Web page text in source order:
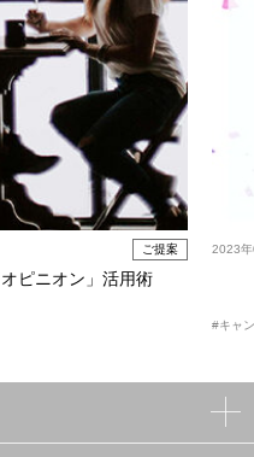
ご提案
ピニオン」活用術
2023
#キャ